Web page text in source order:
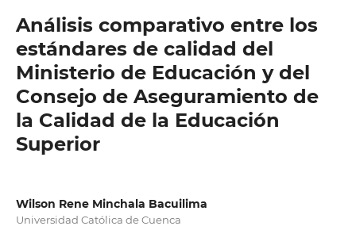
Análisis comparativo entre los
estándares de calidad del
Ministerio de Educación y del
Consejo de Aseguramiento de
la Calidad de la Educación
Superior
Wilson Rene Minchala Bacuilima
Universidad Católica de Cuenca